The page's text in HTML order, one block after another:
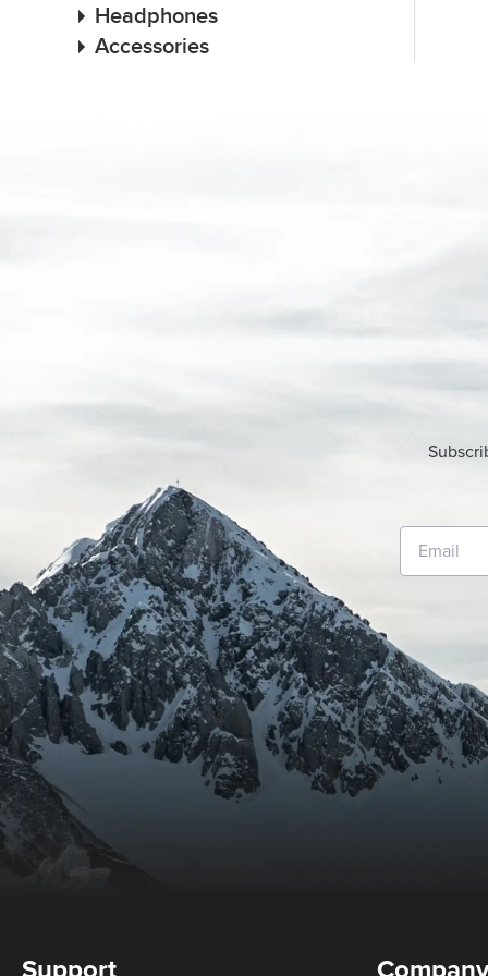
Headphones
Accessories
Support Company